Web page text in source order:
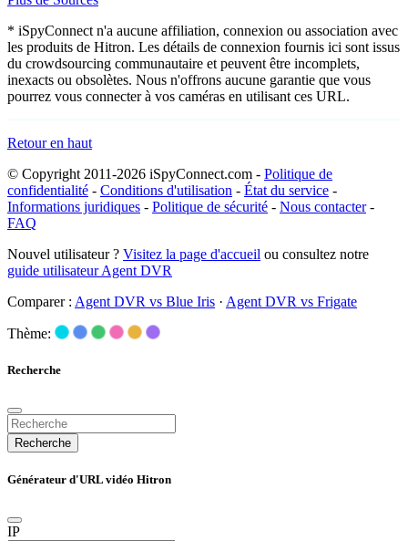
* iSpyConnect n'a aucune affiliation, connexion ou association avec
les produits de Hitron. Les détails de connexion fournis ici sont issus
du crowdsourcing communautaire et peuvent être incomplets,
inexacts ou obsolètes. Nous n'offrons aucune garantie que vous
pourrez vous connecter à vos caméras en utilisant ces URL.
Retour en haut
© Copyright 2011-2026 iSpyConnect.com - Politique de
confidentialité - Conditions d'utilisation - État du service -
Informations juridiques - Politique de sécurité - Nous contacter-
FAQ
Nouvel utilisateur ? Visitez la page d'accueil ou consultez notre
guide utilisateur Agent DVR
Comparer : Agent DVR vs Blue Iris · Agent DVR vs Frigate
Thème:
Recherche
Recherche
Générateur d'URL vidéo Hitron
IP